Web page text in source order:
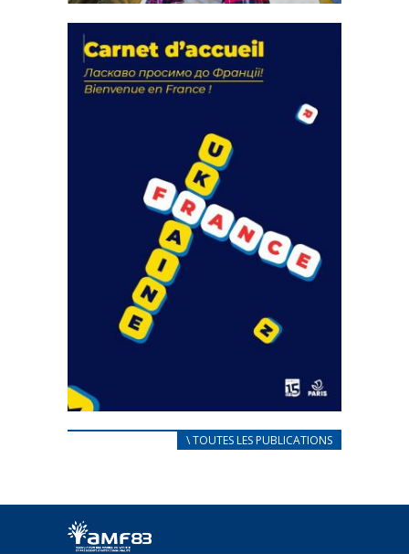
actions
18 septembre 2023
FEUILLETER
CARNET D’ACCUEIL
Afin d’accompagner au mieux les réfugiés
FEUILLETER
\ TOUTES LES PUBLICATIONS